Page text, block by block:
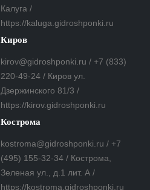
Калуга /
https://kaluga.gidroshponki.ru
Киров
kirov@gidroshponki.ru / +7 (833)
220-49-24 / Киров ул.
Дзержинского 81/3 /
https://kirov.gidroshponki.ru
Кострома
kostroma@gidroshponki.ru / +7
(495) 155-32-34 / Кострома,
Зеленая ул., д.1 лит. А /
https://kostroma.gidroshponki.ru